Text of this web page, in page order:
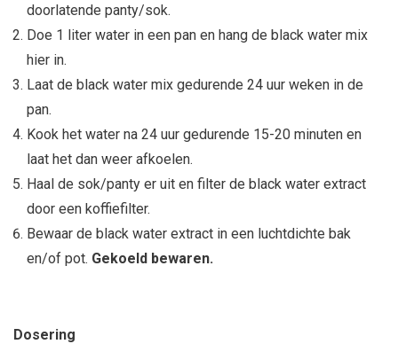
doorlatende panty/sok.
Doe 1 liter water in een pan en hang de black water mix
hier in.
Laat de black water mix gedurende 24 uur weken in de
pan.
Kook het water na 24 uur gedurende 15-20 minuten en
laat het dan weer afkoelen.
Haal de sok/panty er uit en filter de black water extract
door een koffiefilter.
Bewaar de black water extract in een luchtdichte bak
en/of pot. Gekoeld bewaren.
Dosering